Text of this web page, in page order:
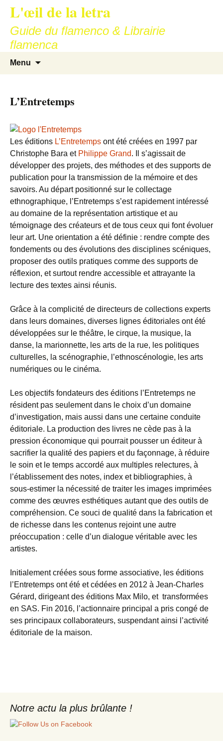
contenu
L'œil de la letra
Guide du flamenco & Librairie
flamenca
Menu
L’Entretemps
Les éditions L’Entretemps ont été créées en 1997 par
Christophe Bara et Philippe Grand. Il s’agissait de
développer des projets, des méthodes et des supports de
publication pour la transmission de la mémoire et des
savoirs. Au départ positionné sur le collectage
ethnographique, l’Entretemps s’est rapidement intéressé
au domaine de la représentation artistique et au
témoignage des créateurs et de tous ceux qui font évoluer
leur art. Une orientation a été définie : rendre compte des
fondements ou des évolutions des disciplines scéniques,
proposer des outils pratiques comme des supports de
réflexion, et surtout rendre accessible et attrayante la
lecture des textes ainsi réunis.
Grâce à la complicité de directeurs de collections experts
dans leurs domaines, diverses lignes éditoriales ont été
développées sur le théâtre, le cirque, la musique, la
danse, la marionnette, les arts de la rue, les politiques
culturelles, la scénographie, l’ethnoscénologie, les arts
numériques ou le cinéma.
Les objectifs fondateurs des éditions l’Entretemps ne
résident pas seulement dans le choix d’un domaine
d’investigation, mais aussi dans une certaine conduite
éditoriale. La production des livres ne cède pas à la
pression économique qui pourrait pousser un éditeur à
sacrifier la qualité des papiers et du façonnage, à réduire
le soin et le temps accordé aux multiples relectures, à
l’établissement des notes, index et bibliographies, à
sous-estimer la nécessité de traiter les images imprimées
comme des œuvres esthétiques autant que des outils de
compréhension. Ce souci de qualité dans la fabrication et
de richesse dans les contenus rejoint une autre
préoccupation : celle d’un dialogue véritable avec les
artistes.
Initialement créées sous forme associative, les éditions
l’Entretemps ont été et cédées en 2012 à Jean-Charles
Gérard, dirigeant des éditions Max Milo, et transformées
en SAS. Fin 2016, l’actionnaire principal a pris congé de
ses principaux collaborateurs, suspendant ainsi l’activité
éditoriale de la maison.
Notre actu la plus brûlante !